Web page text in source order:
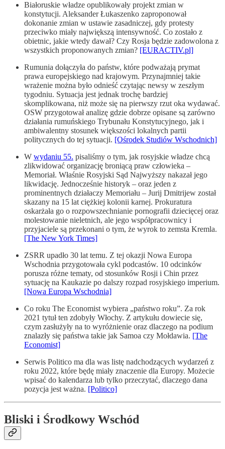
Białoruskie władze opublikowały projekt zmian w
konstytucji. Aleksander Łukaszenko zaproponował
dokonanie zmian w ustawie zasadniczej, gdy protesty
przeciwko miały największą intensywność. Co zostało z
obietnic, jakie wtedy dawał? Czy Rosja będzie zadowolona z
wszystkich proponowanych zmian? [EURACTIV.pl]
Rumunia dołączyła do państw, które podważają prymat
prawa europejskiego nad krajowym. Przynajmniej takie
wrażenie można było odnieść czytając newsy w zeszłym
tygodniu. Sytuacja jest jednak trochę bardziej
skomplikowana, niż może się na pierwszy rzut oka wydawać.
OSW przygotował analizę gdzie dobrze opisane są zarówno
działania rumuńskiego Trybunału Konstytucyjnego, jak i
ambiwalentny stosunek większości lokalnych partii
politycznych do tej sytuacji. [Ośrodek Studiów Wschodnich]
W wydaniu 55. pisaliśmy o tym, jak rosyjskie władze chcą
zlikwidować organizację broniącą praw człowieka –
Memoriał. Właśnie Rosyjski Sąd Najwyższy nakazał jego
likwidację. Jednocześnie historyk – oraz jeden z
prominentnych działaczy Memoriału – Jurij Dmitrijew został
skazany na 15 lat ciężkiej kolonii karnej. Prokuratura
oskarżała go o rozpowszechnianie pornografii dziecięcej oraz
molestowanie nieletnich, ale jego współpracownicy i
przyjaciele są przekonani o tym, że wyrok to zemsta Kremla.
[The New York Times]
ZSRR upadło 30 lat temu. Z tej okazji Nowa Europa
Wschodnia przygotowała cykl podcastów. 10 odcinków
porusza różne tematy, od stosunków Rosji i Chin przez
sytuację na Kaukazie po dalszy rozpad rosyjskiego imperium.
[Nowa Europa Wschodnia]
Co roku The Economist wybiera „państwo roku”. Za rok
2021 tytuł ten zdobyły Włochy. Z artykułu dowiecie się,
czym zasłużyły na to wyróżnienie oraz dlaczego na podium
znalazły się państwa takie jak Samoa czy Mołdawia. [The
Economist]
Serwis Politico ma dla was listę nadchodzących wydarzeń z
roku 2022, które będę miały znaczenie dla Europy. Możecie
wpisać do kalendarza lub tylko przeczytać, dlaczego dana
pozycja jest ważna. [Politico]
Bliski i Środkowy Wschód